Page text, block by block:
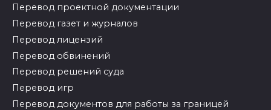
Перевод проектной документации
Перевод газет и журналов
Перевод лицензий
Перевод обвинений
Перевод решений суда
Перевод игр
Перевод документов для работы за границей